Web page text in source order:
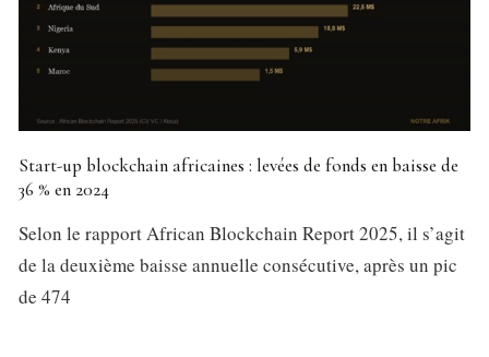
Start-up blockchain africaines : levées de fonds en baisse de
36 % en 2024
Selon le rapport African Blockchain Report 2025, il s’agit
de la deuxième baisse annuelle consécutive, après un pic
de 474